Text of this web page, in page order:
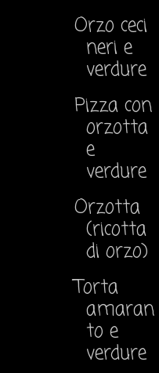
Orzo ceci
neri e
verdure
Pizza con
orzotta
e
verdure
Orzotta
(ricotta
di orzo)
Torta
amaran
to e
verdure